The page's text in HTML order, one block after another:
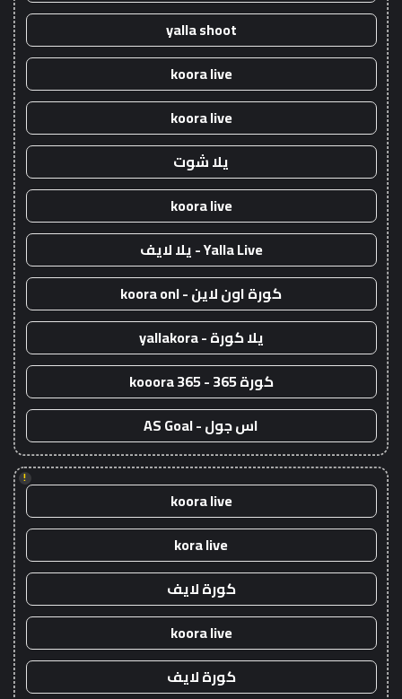
yalla shoot
koora live
koora live
يلا شوت
koora live
Yalla Live - يلا لايف
كورة اون لاين - koora onl
يلا كورة - yallakora
كورة 365 - kooora 365
اس جول - AS Goal
!
koora live
kora live
كورة لايف
koora live
كورة لايف